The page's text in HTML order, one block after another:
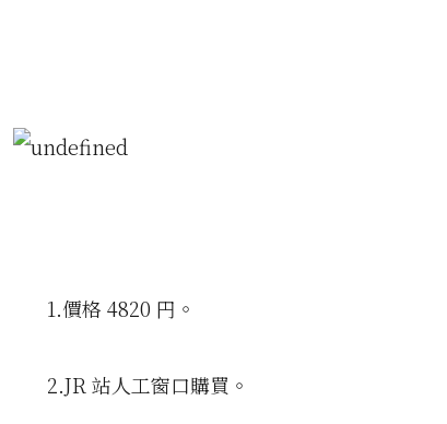
1.價格 4820 円。
2.JR 站人工窗口購買。